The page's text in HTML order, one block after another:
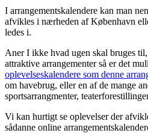
I arrangementskalendere kan man
afvikles i nærheden af København
ledes i.
Aner I ikke hvad ugen skal bruges
attraktive arrangementer så er det
oplevelseskalendere som denne
om havebrug, eller en af de mange
sportsarrangmenter,
Vi kan hurtigt se oplevelser der
sådanne online